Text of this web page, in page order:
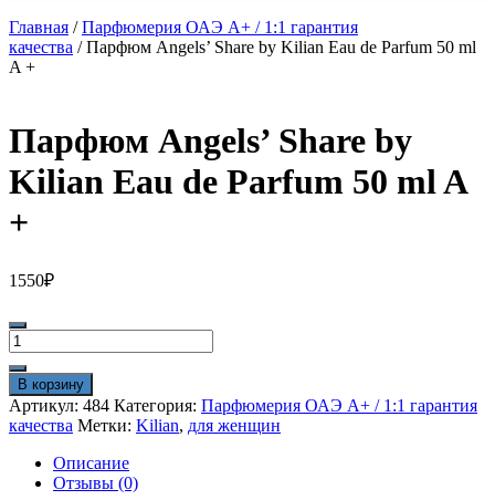
Главная /Парфюмерия ОАЭ A+ / 1:1 гарантия
качества / Парфюм Angels’ Share by Kilian Eau de Parfum 50 ml
A +
Парфюм Angels’ Share by
Kilian Eau de Parfum 50 ml A
+
1550₽
Количество
товара
Парфюм
Angels'
Share
by
Kilian
В корзину
Артикул: 484 Категория: Парфюмерия ОАЭ A+ / 1:1 гарантия
качества Метки: Kilian, для женщин
Описание
Отзывы (0)